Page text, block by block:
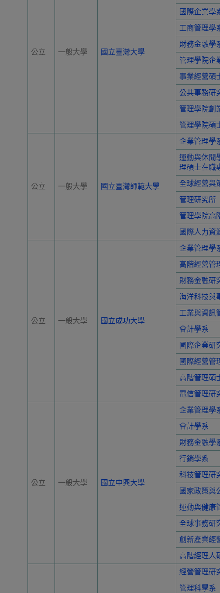
公立 一般大學 國立臺灣大學
國際企業學
工商管理學
財務金融學
管理學院企
事業經營碩
公共事務研
管理學院創
管理學院碩
公立 一般大學 國立臺灣師範大學
企業管理學
運動與休閒
理碩士在職
全球經營與
管理研究所
管理學院高
國際人力資
公立 一般大學 國立成功大學
企業管理學
高階經營管
財務金融研
海洋科技與
工業與資訊
會計學系
國際企業研
國際經營管
高階管理碩
電信管理研
公立 一般大學 國立中興大學
企業管理學
會計學系
財務金融學
行銷學系
科技管理研
國家政策與
運動與健康
全球事務研
創新產業經
高階經理人
經營管理研
管理科學系